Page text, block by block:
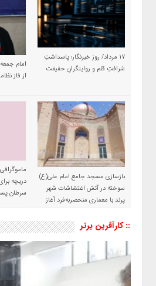
۱۷ مرداد/ روز خبرنگار؛ پاسداشتِ
شرافتِ قلم و روایتگرانِ حقیقت
امام
از فاز
بازسازی مسجد جامع امام علی(ع)
سوخته در آتش اغتشاشات شهر
پرند با معماری منحصربه‌فرد آغاز
دریچه
سرطان
:: کارآفرین برتر